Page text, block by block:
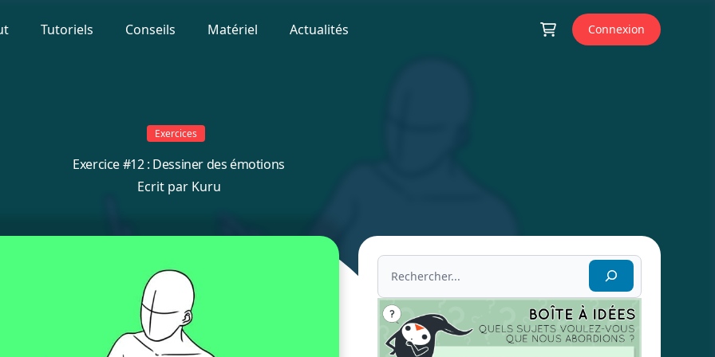
Connexion
Tutoriels Conseils Matériel Actualités
Exercices
Exercice #12 : Dessiner des émotions
Ecrit par Kuru
Rechercher